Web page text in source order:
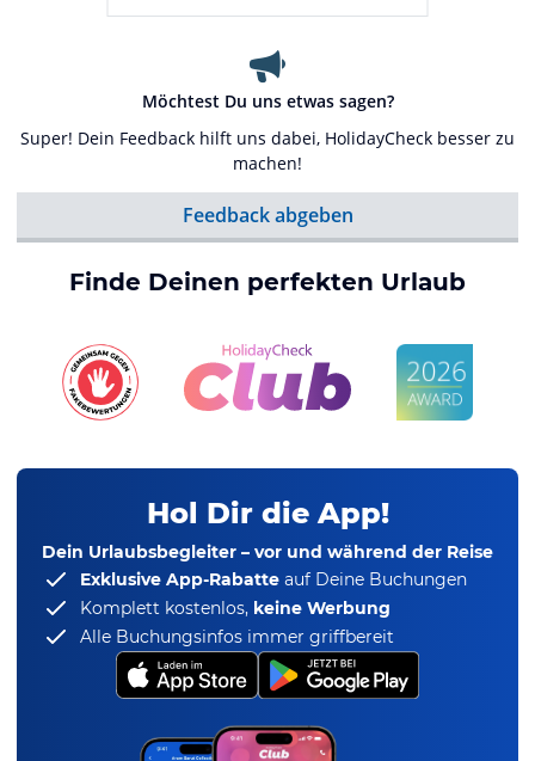
Möchtest Du uns etwas sagen?
Super! Dein Feedback hilft uns dabei, HolidayCheck besser zu
machen!
Feedback abgeben
Finde Deinen perfekten Urlaub
Hol Dir die App!
Dein Urlaubsbegleiter – vor und während der Reise
Exklusive App-Rabatte auf Deine Buchungen
Komplett kostenlos, keine Werbung
Alle Buchungsinfos immer griffbereit